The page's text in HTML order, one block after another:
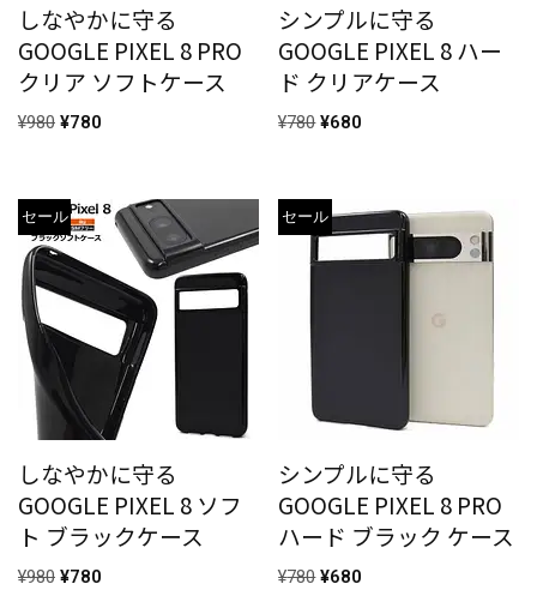
しなやかに守る
GOOGLE PIXEL 8 PRO
クリア ソフトケース
¥980 ¥780
シンプルに守る
GOOGLE PIXEL 8 ハー
ド クリアケース
¥780 ¥680
セール
しなやかに守る
GOOGLE PIXEL 8 ソフ
ト ブラックケース
¥980 ¥780
セール
シンプルに守る
GOOGLE PIXEL 8 PRO
ハード ブラック ケース
¥780 ¥680